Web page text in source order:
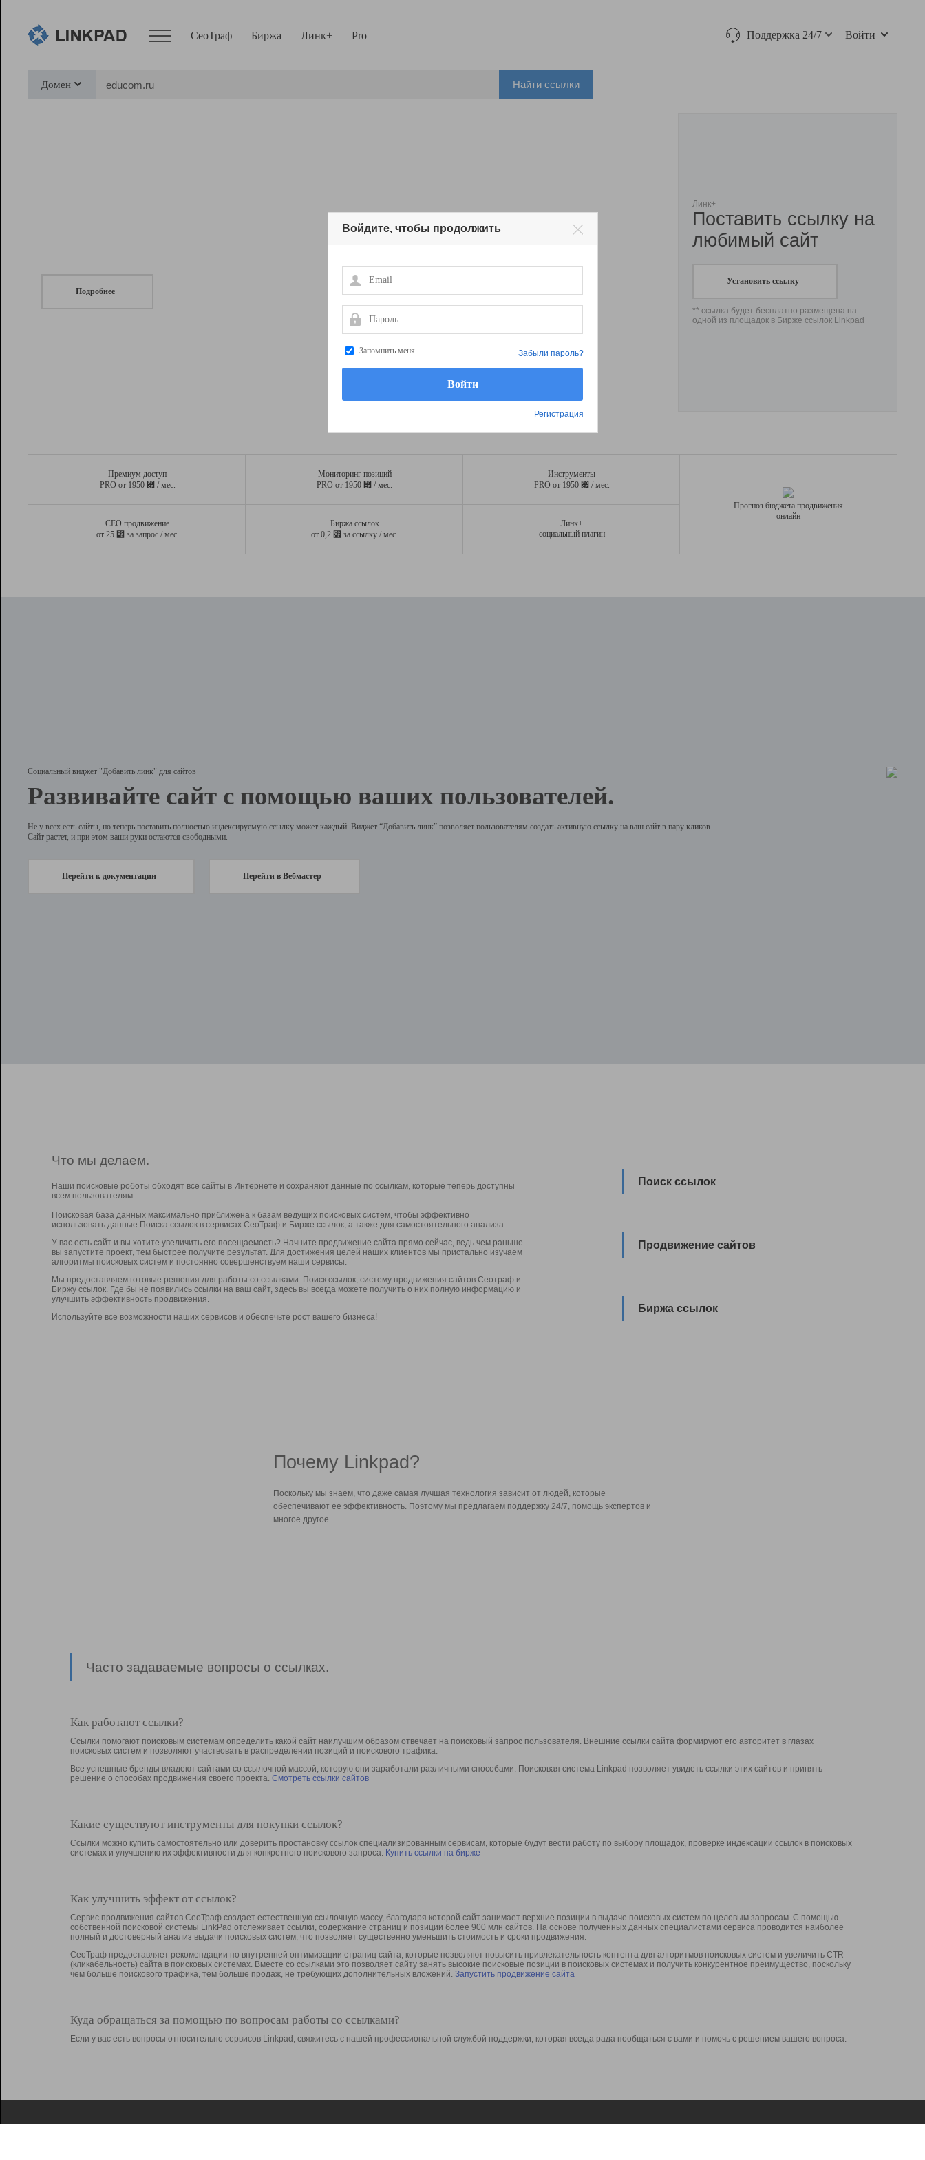
СеоТраф Биржа Линк+ Pro Поддержка 24/7 Войти
Домен Найти ссылки
Подробнее
Линк+
Поставить ссылку на
любимый сайт
Установить ссылку
** ссылка будет бесплатно размещена на
одной из площадок в Бирже ссылок Linkpad
Премиум доступ
PRO от 1950 ⃏ / мес.
Мониторинг позиций
PRO от 1950 ⃏ / мес.
Инструменты
PRO от 1950 ⃏ / мес.
СЕО продвижение
от 25 ⃏ за запрос / мес.
Биржа ссылок
от 0,2 ⃏ за ссылку / мес.
Линк+
социальный плагин
Прогноз бюджета продвижения
онлайн
Социальный виджет "Добавить линк" для сайтов
Развивайте сайт с помощью ваших пользователей.
Не у всех есть сайты, но теперь поставить полностью индексируемую ссылку может каждый. Виджет “Добавить линк” позволяет пользователям создать активную ссылку на ваш сайт в пару кликов.
Сайт растет, и при этом ваши руки остаются свободными.
Перейти к документации Перейти в Вебмастер
Что мы делаем.
Наши поисковые роботы обходят все сайты в Интернете и сохраняют данные по ссылкам, которые теперь доступны
всем пользователям.
Поисковая база данных максимально приближена к базам ведущих поисковых систем, чтобы эффективно
использовать данные Поиска ссылок в сервисах СеоТраф и Бирже ссылок, а также для самостоятельного анализа.
У вас есть сайт и вы хотите увеличить его посещаемость? Начните продвижение сайта прямо сейчас, ведь чем раньше
вы запустите проект, тем быстрее получите результат. Для достижения целей наших клиентов мы пристально изучаем
алгоритмы поисковых систем и постоянно совершенствуем наши сервисы.
Мы предоставляем готовые решения для работы со ссылками: Поиск ссылок, систему продвижения сайтов Сеотраф и
Биржу ссылок. Где бы не появились ссылки на ваш сайт, здесь вы всегда можете получить о них полную информацию и
улучшить эффективность продвижения.
Используйте все возможности наших сервисов и обеспечьте рост вашего бизнеса!
Поиск ссылок
Продвижение сайтов
Биржа ссылок
Почему Linkpad?
Поскольку мы знаем, что даже самая лучшая технология зависит от людей, которые
обеспечивают ее эффективность. Поэтому мы предлагаем поддержку 24/7, помощь экспертов и
многое другое.
Часто задаваемые вопросы о ссылках.
Как работают ссылки?
Ссылки помогают поисковым системам определить какой сайт наилучшим образом отвечает на поисковый запрос пользователя. Внешние ссылки сайта формируют его авторитет в глазах
поисковых систем и позволяют участвовать в раcпределении позиций и поискового трафика.
Все успешные бренды владеют сайтами со ссылочной массой, которую они заработали различными способами. Поисковая система Linkpad позволяет увидеть ссылки этих сайтов и принять
решение о способах продвижения своего проекта. Смотреть ссылки сайтов
Какие существуют инструменты для покупки ссылок?
Ссылки можно купить самостоятельно или доверить простановку ссылок специализированным сервисам, которые будут вести работу по выбору площадок, проверке индексации ссылок в поисковых
системах и улучшению их эффективности для конкретного поискового запроса. Купить ссылки на бирже
Как улучшить эффект от ссылок?
Сервис продвижения сайтов СеоТраф создает естественную ссылочную массу, благодаря которой сайт занимает верхние позиции в выдаче поисковых систем по целевым запросам. С помощью
собственной поисковой системы LinkPad отслеживает ссылки, содержание страниц и позиции более 900 млн сайтов. На основе полученных данных специалистами сервиса проводится наиболее
полный и достоверный анализ выдачи поисковых систем, что позволяет существенно уменьшить стоимость и сроки продвижения.
СеоТраф предоставляет рекомендации по внутренней оптимизации страниц сайта, которые позволяют повысить привлекательность контента для алгоритмов поисковых систем и увеличить CTR
(кликабельность) сайта в поисковых системах. Вместе со ссылками это позволяет сайту занять высокие поисковые позиции в поисковых системах и получить конкурентное преимущество, поскольку
чем больше поискового трафика, тем больше продаж, не требующих дополнительных вложений. Запустить продвижение сайта
Куда обращаться за помощью по вопросам работы со ссылками?
Если у вас есть вопросы относительно сервисов Linkpad, свяжитесь с нашей профессиональной службой поддержки, которая всегда рада пообщаться с вами и помочь с решением вашего вопроса.
Войдите, чтобы продолжить
Email
Пароль
Запомнить меня
Регистрация
Забыли пароль?